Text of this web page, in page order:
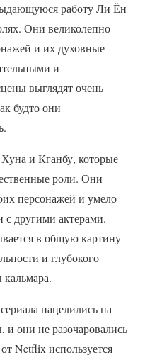
работу Ли Ён
Они великолепно
и их духовные
и
выглядят очень
будто они
и Кганбу, которые
роли. Они
персонажей и умело
с другими актерами.
в общую картину
и глубокого
нацелились на
и они не разочаровались
Netflix используется